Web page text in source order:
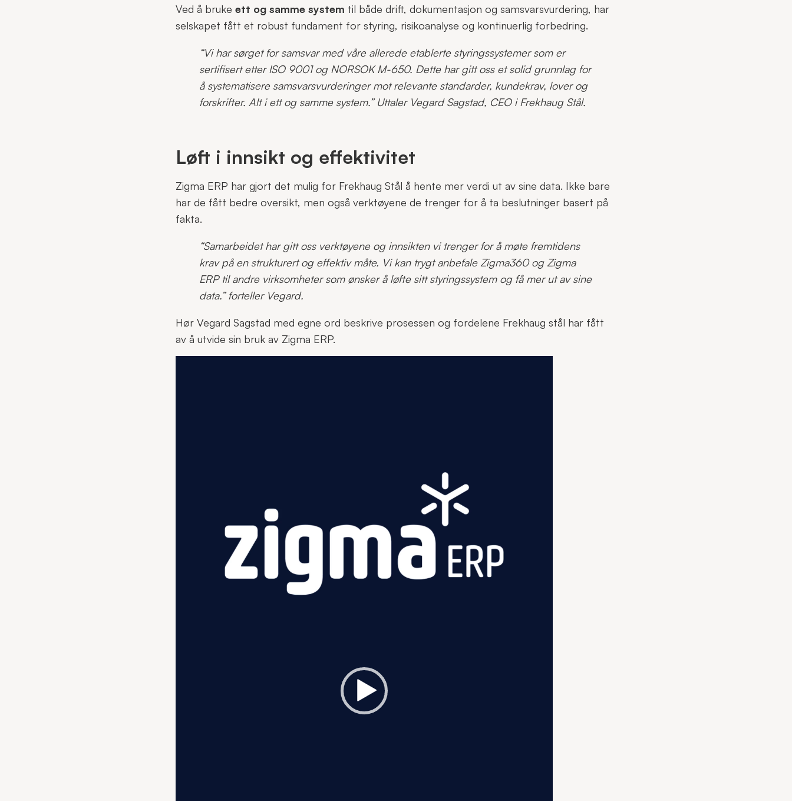
Ved å bruke ett og samme system til både drift, dokumentasjon og samsvarsvurdering, har
selskapet fått et robust fundament for styring, risikoanalyse og kontinuerlig forbedring.
“Vi har sørget for samsvar med våre allerede etablerte styringssystemer som er
sertifisert etter ISO 9001 og NORSOK M-650. Dette har gitt oss et solid grunnlag for
å systematisere samsvarsvurderinger mot relevante standarder, kundekrav, lover og
forskrifter. Alt i ett og samme system.” Uttaler Vegard Sagstad, CEO i Frekhaug Stål.
Løft i innsikt og effektivitet
Zigma ERP har gjort det mulig for Frekhaug Stål å hente mer verdi ut av sine data. Ikke bare
har de fått bedre oversikt, men også verktøyene de trenger for å ta beslutninger basert på
fakta.
“Samarbeidet har gitt oss verktøyene og innsikten vi trenger for å møte fremtidens
krav på en strukturert og effektiv måte. Vi kan trygt anbefale Zigma360 og Zigma
ERP til andre virksomheter som ønsker å løfte sitt styringssystem og få mer ut av sine
data.” forteller Vegard.
Hør Vegard Sagstad med egne ord beskrive prosessen og fordelene Frekhaug stål har fått
av å utvide sin bruk av Zigma ERP.